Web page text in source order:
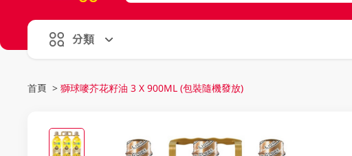
分類
首頁 > 獅球嘜芥花籽油 3 X 900ML (包裝隨機發放)